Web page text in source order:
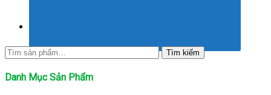
Tìm
kiếm:
Tìm kiếm
Danh Mục Sản Phẩm